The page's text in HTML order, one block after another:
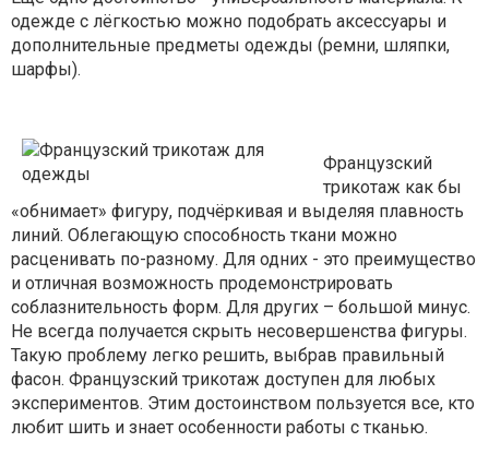
одежде с лёгкостью можно подобрать аксессуары и
дополнительные предметы одежды (ремни, шляпки,
шарфы).
Французский
трикотаж как бы
«обнимает» фигуру, подчёркивая и выделяя плавность
линий. Облегающую способность ткани можно
расценивать по-разному. Для одних - это преимущество
и отличная возможность продемонстрировать
соблазнительность форм. Для других – большой минус.
Не всегда получается скрыть несовершенства фигуры.
Такую проблему легко решить, выбрав правильный
фасон. Французский трикотаж доступен для любых
экспериментов. Этим достоинством пользуется все, кто
любит шить и знает особенности работы с тканью.